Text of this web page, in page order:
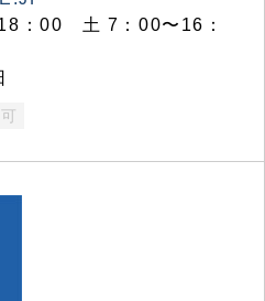
：00 土 7：00〜16：